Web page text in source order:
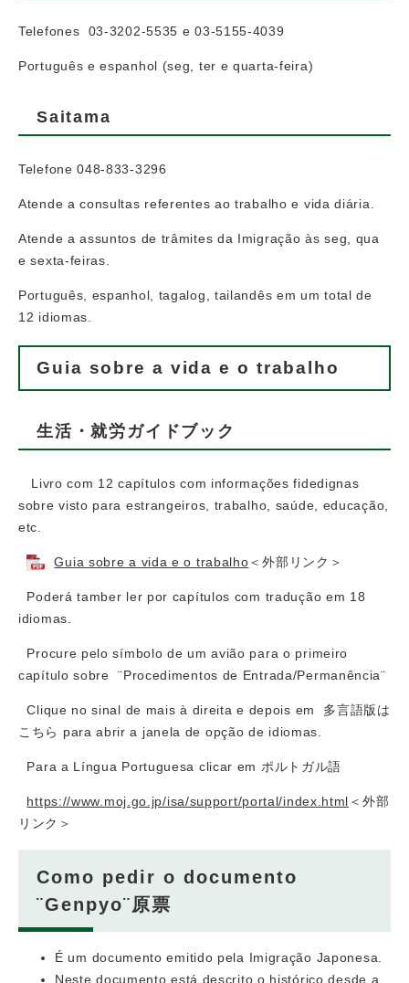
Telefones 03-3202-5535 e 03-5155-4039
Português e espanhol (seg, ter e quarta-feira)
Saitama
Telefone 048-833-3296
Atende a consultas referentes ao trabalho e vida diária.
Atende a assuntos de trâmites da Imigração às seg, qua
e sexta-feiras.
Português, espanhol, tagalog, tailandês em um total de
12 idiomas.
Guia sobre a vida e o trabalho
生活・就労ガイドブック
Livro com 12 capítulos com informações fidedignas
sobre visto para estrangeiros, trabalho, saúde, educação,
etc.
Guia sobre a vida e o trabalho＜外部リンク＞
Poderá tamber ler por capítulos com tradução em 18
idiomas.
Procure pelo símbolo de um avião para o primeiro
capítulo sobre ¨Procedimentos de Entrada/Permanência¨
Clique no sinal de mais à direita e depois em 多言語版は
こちら para abrir a janela de opção de idiomas.
Para a Língua Portuguesa clicar em ポルトガル語
https://www.moj.go.jp/isa/support/portal/index.html ＜外部
リンク＞
​Como pedir o documento
¨Genpyo¨原票
É um documento emitido pela Imigração Japonesa.
Neste documento está descrito o histórico desde a